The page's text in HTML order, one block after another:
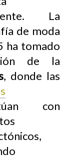
La
de moda
ha tomado
de la
, donde las
con